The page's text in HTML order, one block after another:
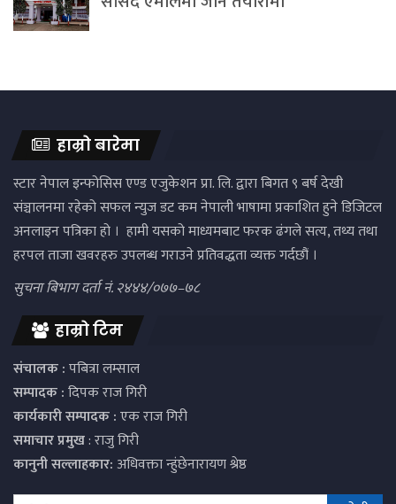
हाम्रो बारेमा
स्टार नेपाल इन्फोसिस एण्ड एजुकेशन प्रा. लि. द्वारा बिगत ९ बर्ष देखी
संञ्चालनमा रहेको सफल न्युज डट कम नेपाली भाषामा प्रकाशित हुने डिजिटल
अनलाइन पत्रिका हो । हामी यसको माध्यमबाट फरक ढंगले सत्य, तथ्य तथा
हरपल ताजा खवरहरु उपलब्ध गराउने प्रतिवद्धता व्यक्त गर्दछौं ।
सुचना बिभाग दर्ता नं. २४४४/०७७–७८
हाम्रो टिम
संचालक :पबित्रा लम्साल
सम्पादक :दिपक राज गिरी
कार्यकारी सम्पादक :एक राज गिरी
समाचार प्रमुख: राजु गिरी
कानुनी सल्लाहकार:अधिवक्ता न्हुंछेनारायण श्रेष्ठ